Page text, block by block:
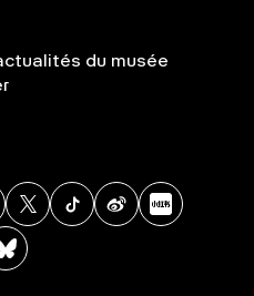
du musée
YoutubeInstagram
X TikTokWeibo